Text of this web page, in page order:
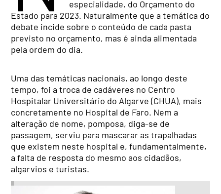
especialidade, do Orçamento do
Estado para 2023. Naturalmente que a temática do
debate incide sobre o conteúdo de cada pasta
previsto no orçamento, mas é ainda alimentada
pela ordem do dia.
Uma das temáticas nacionais, ao longo deste
tempo, foi a troca de cadáveres no Centro
Hospitalar Universitário do Algarve (CHUA), mais
concretamente no Hospital de Faro. Nem a
alteração de nome, pomposa, diga-se de
passagem, serviu para mascarar as trapalhadas
que existem neste hospital e, fundamentalmente,
a falta de resposta do mesmo aos cidadãos,
algarvios e turistas.